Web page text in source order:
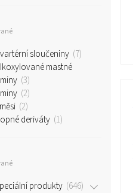
sloučeniny 7
mastné
3
2
2
deriváty 1
produkty 646